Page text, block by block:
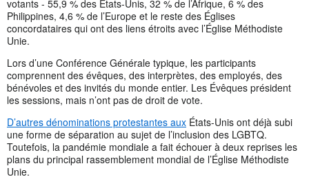
votants - 55,9 % des États-Unis, 32 % de l’Afrique, 6 % des
Philippines, 4,6 % de l’Europe et le reste des Églises
concordataires qui ont des liens étroits avec l’Église Méthodiste
Unie.
Lors d’une Conférence Générale typique, les participants
comprennent des évêques, des interprètes, des employés, des
bénévoles et des invités du monde entier. Les Évêques président
les sessions, mais n’ont pas de droit de vote.
D’autres dénominations protestantes aux États-Unis ont déjà subi
une forme de séparation au sujet de l’inclusion des LGBTQ.
Toutefois, la pandémie mondiale a fait échouer à deux reprises les
plans du principal rassemblement mondial de l’Église Méthodiste
Unie.